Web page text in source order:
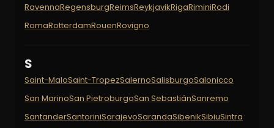
RavennaRegensburgReimsReykjavikRigaRiminiRodi
RomaRotterdamRouenRovigno
S
Saint-MaloSaint-TropezSalernoSalisburgoSalonicco
San MarinoSan PietroburgoSan SebastiánSanremo
SantanderSantoriniSarajevoSarandaSibenikSibiuSintra